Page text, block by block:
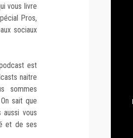
vous livre
Pros,
sociaux
est
naitre
sommes
sait que
vous
et de ses